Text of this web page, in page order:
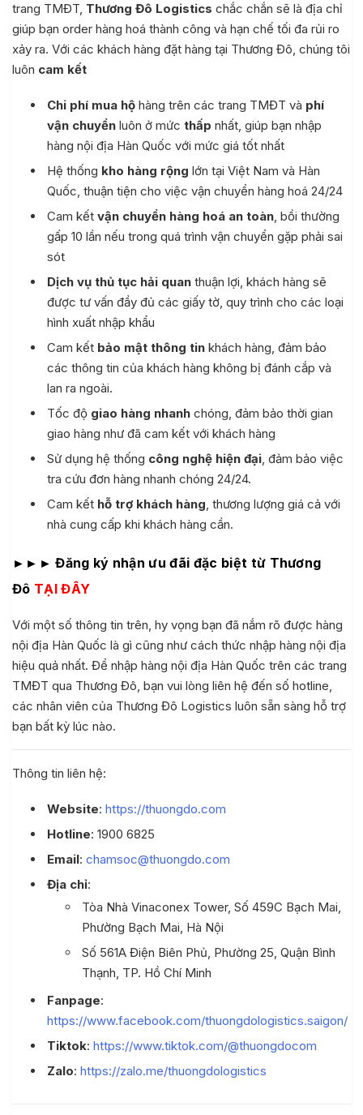
nạp tiền ví Alipay
1688
hàng
trang TMĐT, Thương Đô Logistics chắc chắn sẽ là địa chỉ
giúp bạn order hàng hoá thành công và hạn chế tối đa rủi ro
xảy ra. Với các khách hàng đặt hàng tại Thương Đô, chúng tôi
luôn cam kết
Chi phí mua hộ hàng trên các trang TMĐT và phí
vận chuyển luôn ở mức thấp nhất, giúp bạn nhập
hàng nội địa Hàn Quốc với mức giá tốt nhất
Hệ thống kho hàng rộng lớn tại Việt Nam và Hàn
Quốc, thuận tiện cho việc vận chuyển hàng hoá 24/24
Cam kết vận chuyển hàng hoá an toàn, bồi thường
gấp 10 lần nếu trong quá trình vận chuyển gặp phải sai
sót
Dịch vụ thủ tục hải quan thuận lợi, khách hàng sẽ
được tư vấn đầy đủ các giấy tờ, quy trình cho các loại
hình xuất nhập khẩu
Cam kết bảo mật thông tin khách hàng, đảm bảo
các thông tin của khách hàng không bị đánh cắp và
lan ra ngoài.
Tốc độ giao hàng nhanh chóng, đảm bảo thời gian
giao hàng như đã cam kết với khách hàng
Sử dụng hệ thống công nghệ hiện đại, đảm bảo việc
tra cứu đơn hàng nhanh chóng 24/24.
Cam kết hỗ trợ khách hàng, thương lượng giá cả với
nhà cung cấp khi khách hàng cần.
►►► Đăng ký nhận ưu đãi đặc biệt từ Thương
Đô TẠI ĐÂY
Với một số thông tin trên, hy vọng bạn đã nắm rõ được hàng
nội địa Hàn Quốc là gì cũng như cách thức nhập hàng nội địa
hiệu quả nhất. Để nhập hàng nội địa Hàn Quốc trên các trang
TMĐT qua Thương Đô, bạn vui lòng liên hệ đến số hotline,
các nhân viên của Thương Đô Logistics luôn sẵn sàng hỗ trợ
bạn bất kỳ lúc nào.
Thông tin liên hệ:
Website: https://thuongdo.com
Hotline: 1900 6825
Email: chamsoc@thuongdo.com
Địa chỉ:
Tòa Nhà Vinaconex Tower, Số 459C Bạch Mai,
Phường Bạch Mai, Hà Nội
Số 561A Điện Biên Phủ, Phường 25, Quận Bình
Thạnh, TP. Hồ Chí Minh
Fanpage:
https://www.facebook.com/thuongdologistics.saigon/
Tiktok: https://www.tiktok.com/@thuongdocom
Zalo: https://zalo.me/thuongdologistics